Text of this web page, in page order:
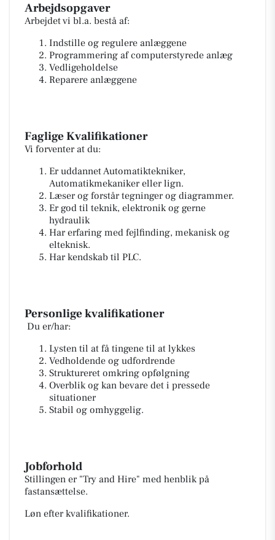
Arbejdsopgaver
Arbejdet vi bl.a. bestå af:
Indstille og regulere anlæggene
Programmering af computerstyrede anlæg
Vedligeholdelse
Reparere anlæggene
Faglige Kvalifikationer
Vi forventer at du:
Er uddannet Automatiktekniker,
Automatikmekaniker eller lign.
Læser og forstår tegninger og diagrammer.
Er god til teknik, elektronik og gerne
hydraulik
Har erfaring med fejlfinding, mekanisk og
elteknisk.
Har kendskab til PLC.
Personlige kvalifikationer
Du er/har:
Lysten til at få tingene til at lykkes
Vedholdende og udfordrende
Struktureret omkring opfølgning
Overblik og kan bevare det i pressede
situationer
Stabil og omhyggelig.
Jobforhold
Stillingen er "Try and Hire" med henblik på
fastansættelse.
Løn efter kvalifikationer.